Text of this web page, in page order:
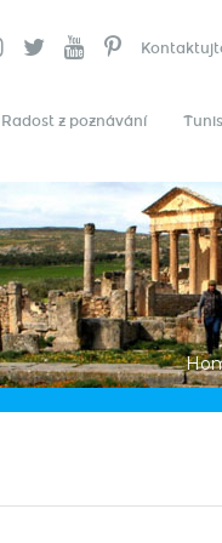
Radost z poznávání